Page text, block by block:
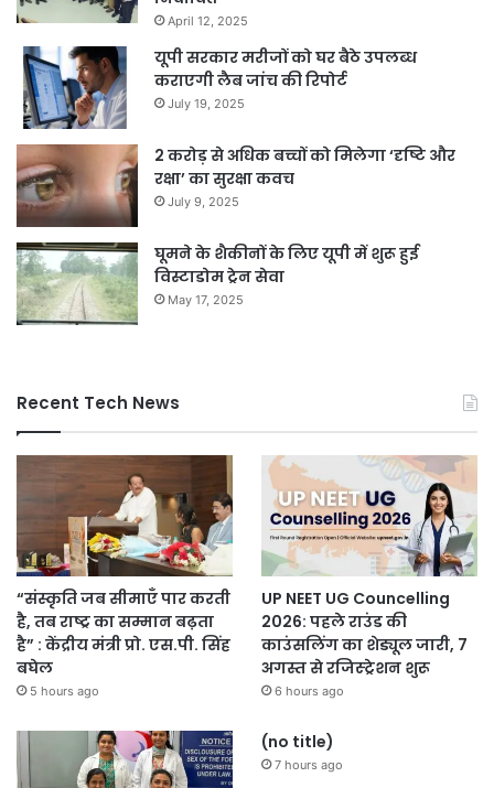
April 12, 2025
यूपी सरकार मरीजों को घर बैठे उपलब्ध
कराएगी लैब जांच की रिपोर्ट
July 19, 2025
2 करोड़ से अधिक बच्चों को मिलेगा ‘दृष्टि और
रक्षा’ का सुरक्षा कवच
July 9, 2025
घूमने के शैकीनों के लिए यूपी में शुरू हुई
विस्टाडोम ट्रेन सेवा
May 17, 2025
Recent Tech News
“संस्कृति जब सीमाएँ पार करती
है, तब राष्ट्र का सम्मान बढ़ता
है” : केंद्रीय मंत्री प्रो. एस.पी. सिंह
बघेल
5 hours ago
UP NEET UG Councelling
2026: पहले राउंड की
काउंसलिंग का शेड्यूल जारी, 7
अगस्त से रजिस्ट्रेशन शुरू
6 hours ago
(no title)
7 hours ago